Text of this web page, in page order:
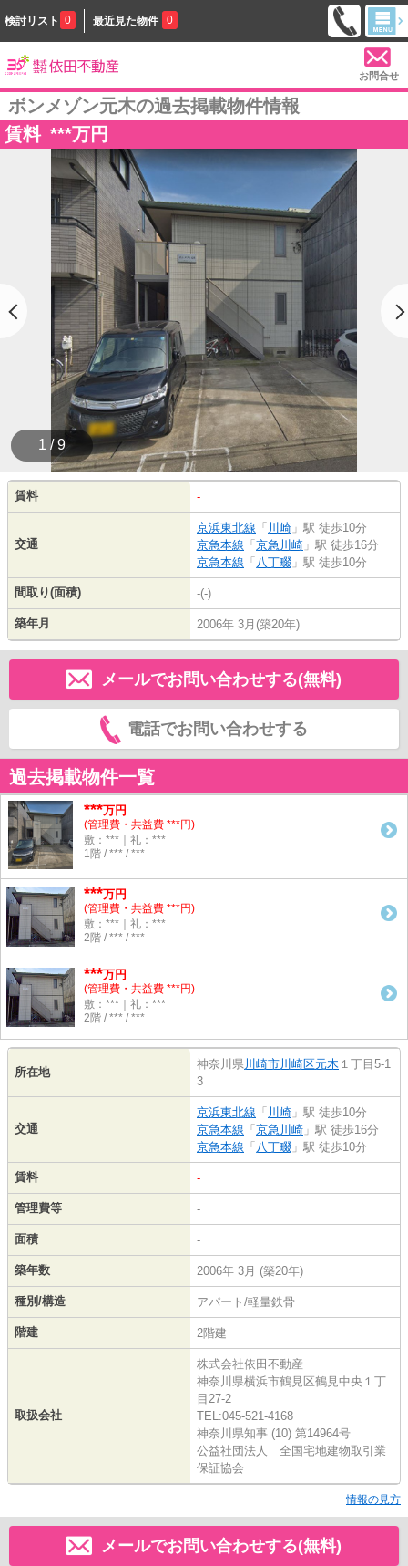
検討リスト 0 最近見た物件 0
お問合せ
ボンメゾン元木の過去掲載物件情報
賃料 ***万円
1 / 9
賃料 -
交通
京浜東北線 「 川崎 」駅 徒歩10分
京急本線 「 京急川崎 」駅 徒歩16分
京急本線 「 八丁畷 」駅 徒歩10分
間取り(面積) -(-)
築年月 2006年 3月(築20年)
メールでお問い合わせする(無料)
電話でお問い合わせする
過去掲載物件一覧
***万円
(管理費・共益費 ***円)
敷：***｜礼：***
1階 / *** / ***
***万円
(管理費・共益費 ***円)
敷：***｜礼：***
2階 / *** / ***
***万円
(管理費・共益費 ***円)
敷：***｜礼：***
2階 / *** / ***
所在地
神奈川県川崎市川崎区元木 １丁目5-1
3
交通
京浜東北線 「 川崎 」駅 徒歩10分
京急本線 「 京急川崎 」駅 徒歩16分
京急本線 「 八丁畷 」駅 徒歩10分
賃料 -
管理費等 -
面積 -
築年数 2006年 3月 (築20年)
種別/構造 アパート/軽量鉄骨
階建 2階建
取扱会社
株式会社依田不動産
神奈川県横浜市鶴見区鶴見中央１丁
目27-2
TEL:045-521-4168
神奈川県知事 (10) 第14964号
公益社団法人 全国宅地建物取引業
保証協会
情報の見方
メールでお問い合わせする(無料)